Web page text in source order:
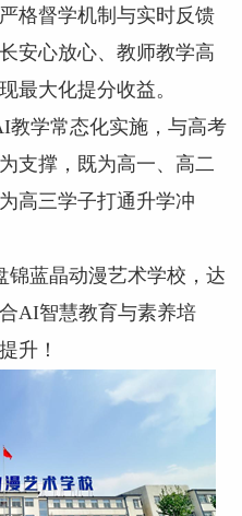
格督学机制与实时反馈
安心放心、教师教学高
最大化提分收益。
教学常态化实施，与高考
支撑，既为高一、高二
高三学子打通升学冲
锦蓝晶动漫艺术学校，达
AI智慧教育与素养培
升！